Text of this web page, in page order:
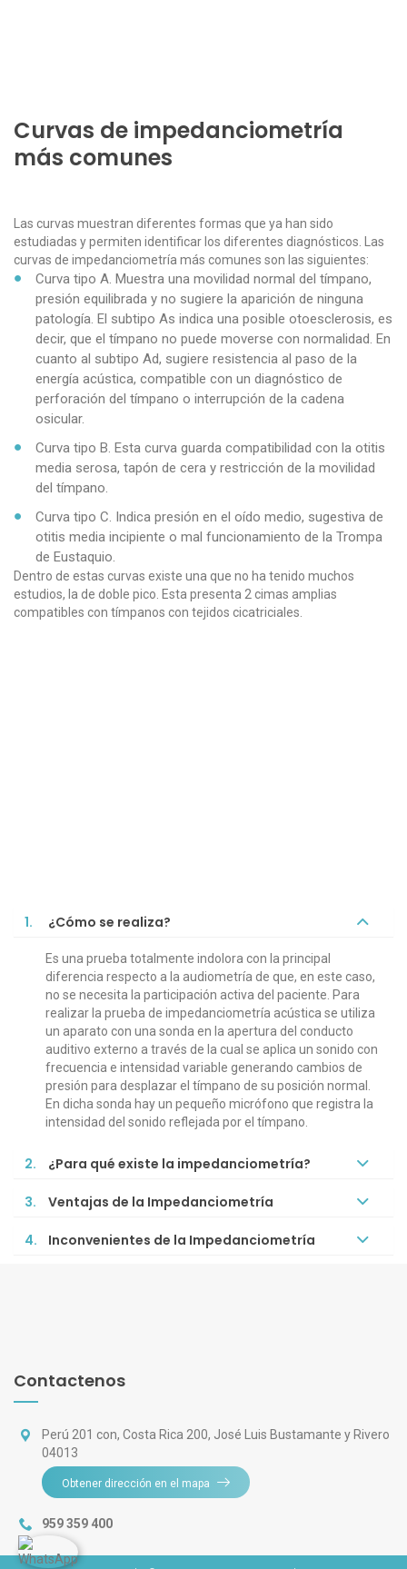
Curvas de impedanciometría
más comunes
Las curvas muestran diferentes formas que ya han sido
estudiadas y permiten identificar los diferentes diagnósticos. Las
curvas de impedanciometría más comunes son las siguientes:
Curva tipo A. Muestra una movilidad normal del tímpano,
presión equilibrada y no sugiere la aparición de ninguna
patología. El subtipo As indica una posible otoesclerosis, es
decir, que el tímpano no puede moverse con normalidad. En
cuanto al subtipo Ad, sugiere resistencia al paso de la
energía acústica, compatible con un diagnóstico de
perforación del tímpano o interrupción de la cadena
osicular.
Curva tipo B. Esta curva guarda compatibilidad con la otitis
media serosa, tapón de cera y restricción de la movilidad
del tímpano.
Curva tipo C. Indica presión en el oído medio, sugestiva de
otitis media incipiente o mal funcionamiento de la Trompa
de Eustaquio.
Dentro de estas curvas existe una que no ha tenido muchos
estudios, la de doble pico. Esta presenta 2 cimas amplias
compatibles con tímpanos con tejidos cicatriciales.
1. ¿Cómo se realiza?
Es una prueba totalmente indolora con la principal
diferencia respecto a la audiometría de que, en este caso,
no se necesita la participación activa del paciente. Para
realizar la prueba de impedanciometría acústica se utiliza
un aparato con una sonda en la apertura del conducto
auditivo externo a través de la cual se aplica un sonido con
frecuencia e intensidad variable generando cambios de
presión para desplazar el tímpano de su posición normal.
En dicha sonda hay un pequeño micrófono que registra la
intensidad del sonido reflejada por el tímpano.
2. ¿Para qué existe la impedanciometría?
3. Ventajas de la Impedanciometría
4. Inconvenientes de la Impedanciometría
Contactenos
Perú 201 con, Costa Rica 200, José Luis Bustamante y Rivero
04013
Obtener dirección en el mapa
959 359 400